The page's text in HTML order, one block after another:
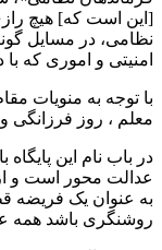
[این است كه] هیچ
نظامی، در مسایل
امنیتی و اموری كه
با توجه به منویات
معلم ، روز فرزانگی
عدالت محور است و
به عنوان یک فریضه
روشنگری باشد همه